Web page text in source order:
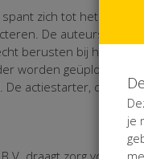
zich tot het
De
berusten bij het
worden geüpload op
De actiestarter,
je